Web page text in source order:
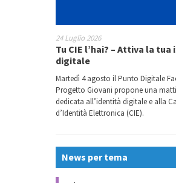
24 Luglio 2026
Tu CIE l’hai? – Attiva la
digitale
Martedì 4 agosto il Punto Digitale
Progetto Giovani propone una
dedicata all’identità digitale e alla
d’Identità Elettronica (CIE).
News per tema